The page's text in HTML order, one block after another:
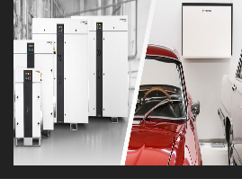
Lorem Ipsum has been the
dummy text ever